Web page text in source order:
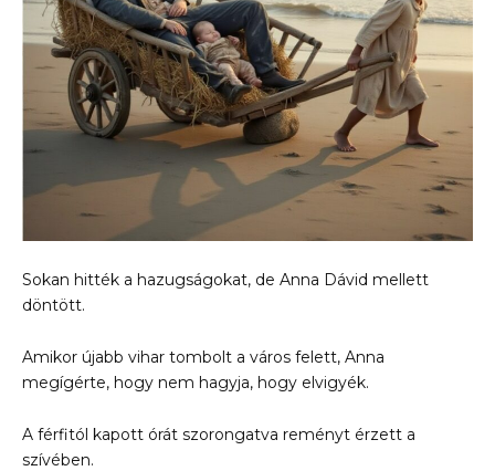
Sokan hitték a hazugságokat, de Anna Dávid mellett
döntött.
Amikor újabb vihar tombolt a város felett, Anna
megígérte, hogy nem hagyja, hogy elvigyék.
A férfitól kapott órát szorongatva reményt érzett a
szívében.